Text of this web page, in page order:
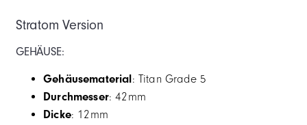
Stratom Version
GEHÄUSE:
Gehäusematerial: Titan Grade 5
Durchmesser: 42mm
Dicke: 12mm